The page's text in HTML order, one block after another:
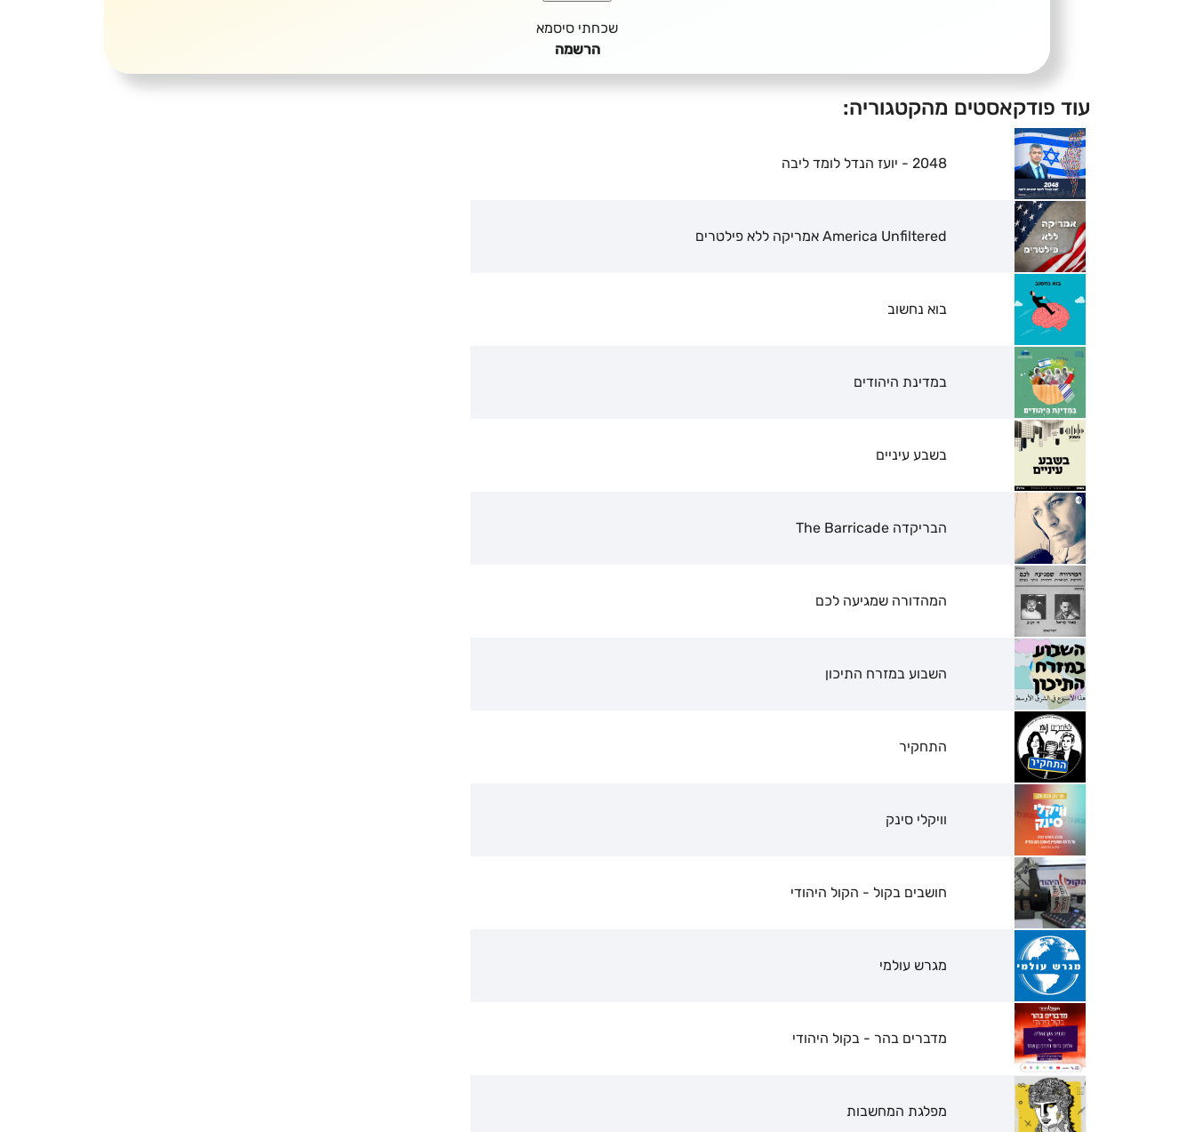
שכחתי סיסמא
הרשמה
עוד פודקאסטים מהקטגוריה:
2048 - יועז הנדל לומד ליבה
America Unfiltered אמריקה ללא פילטרים
בוא נחשוב
במדינת היהודים
בשבע עיניים
הבריקדה The Barricade
המהדורה שמגיעה לכם
השבוע במזרח התיכון
התחקיר
וויקלי סינק
חושבים בקול - הקול היהודי
מגרש עולמי
מדברים בהר - בקול היהודי
מפלגת המחשבות